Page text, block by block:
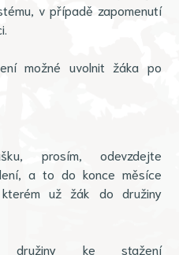
v případě zapomenutí
možné uvolnit žáka po
prosím, odevzdejte
a to do konce měsíce
už žák do družiny
družiny ke stažení